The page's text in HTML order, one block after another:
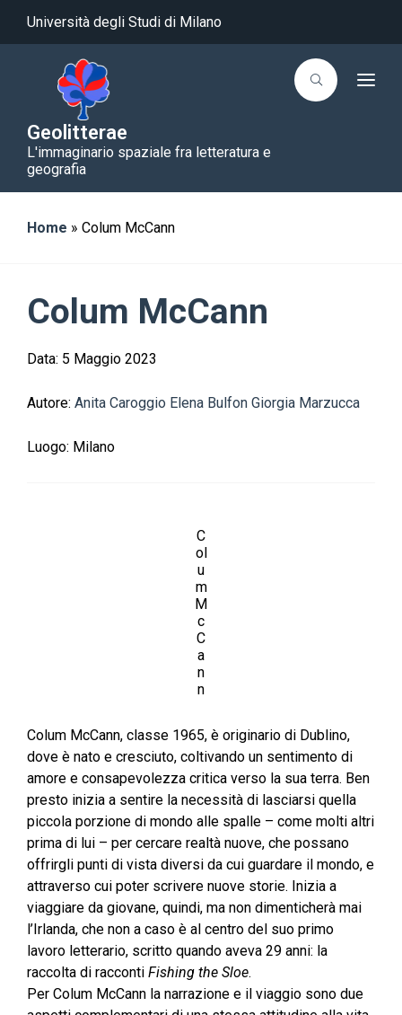
Università degli Studi di Milano
Geolitterae
L'immaginario spaziale fra letteratura e
geografia
T
v
Home » Colum McCann
Colum McCann
Data: 5 Maggio 2023
Autore: Anita Caroggio Elena Bulfon Giorgia Marzucca
Luogo: Milano
C
ol
u
m
M
c
C
a
n
n
Colum McCann, classe 1965, è originario di Dublino,
dove è nato e cresciuto, coltivando un sentimento di
amore e consapevolezza critica verso la sua terra. Ben
presto inizia a sentire la necessità di lasciarsi quella
piccola porzione di mondo alle spalle – come molti altri
prima di lui – per cercare realtà nuove, che possano
offrirgli punti di vista diversi da cui guardare il mondo, e
attraverso cui poter scrivere nuove storie. Inizia a
viaggiare da giovane, quindi, ma non dimenticherà mai
l’Irlanda, che non a caso è al centro del suo primo
lavoro letterario, scritto quando aveva 29 anni: la
raccolta di racconti Fishing the Sloe.
Per Colum McCann la narrazione e il viaggio sono due